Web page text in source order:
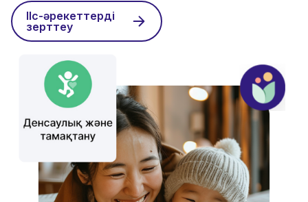
ІІс-әрекеттерді
зерттеу